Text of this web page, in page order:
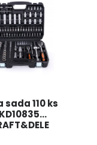
sada 110 ks
KD10835